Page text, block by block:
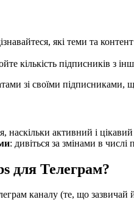
які теми та
кількість підписників з
зі своїми
наскільки активний і
: дивіться за змінами в
для Телеграм?
каналу (те, що зазвичай